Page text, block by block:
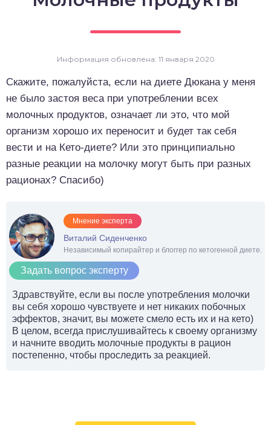
Информация обновлена: 11 января 2020
Скажите, пожалуйста, если на диете Дюкана у меня
не было застоя веса при употреблении всех
молочных продуктов, означает ли это, что мой
организм хорошо их переносит и будет так себя
вести и на Кето-диете? Или это принципиально
разные реакции на молочку могут быть при разных
рационах? Спасибо)
Мнение эксперта
Виталий Сиденченко
Независимый копирайтер и блоггер по кетогенной диете.
Задать вопрос эксперту
Здравствуйте, если вы после употребления молочки
вы себя хорошо чувствуете и нет никаких побочных
эффектов, значит, вы можете смело есть их и на кето)
В целом, всегда прислушивайтесь к своему организму
и начните вводить молочные продукты в рацион
постепенно, чтобы проследить за реакцией.
напитки